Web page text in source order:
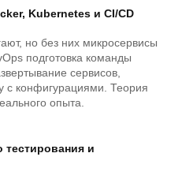
Kubernetes и CI/CD
но без них микросервисы
подготовка команды
сервисов,
с конфигурациями. Теория
опыта.
тестирования и